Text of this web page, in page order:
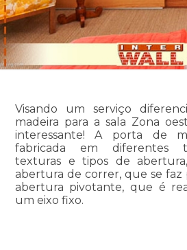
Visando um serviço
madeira para a sala Zona
interessante! A porta de
fabricada em diferentes
texturas e tipos de
abertura de correr, que se faz
abertura pivotante, que é
um eixo fixo.